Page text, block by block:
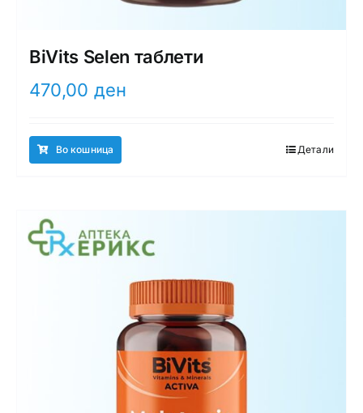
BiVits Selen таблети
470,00 ден
Во кошница Детали